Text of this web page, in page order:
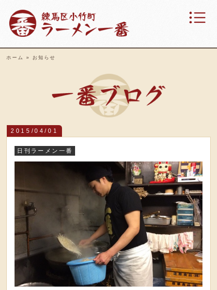
ホーム » お知らせ
2015/04/01
日刊ラーメン一番